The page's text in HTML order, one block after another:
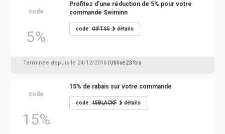
code
5%
Profitez d'une réduction de 5% pour votre
commande Swiminn
code :GIFTS5 détails
Terminée depuis le 24/12/2016 | Utilisé 23 fois
code
15%
15% de rabais sur votre commande
code :15BLACKF détails